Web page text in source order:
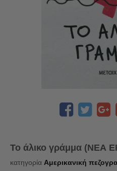
Το άλικο γράμμα (ΝΕΑ
κατηγορία Αμερικανική